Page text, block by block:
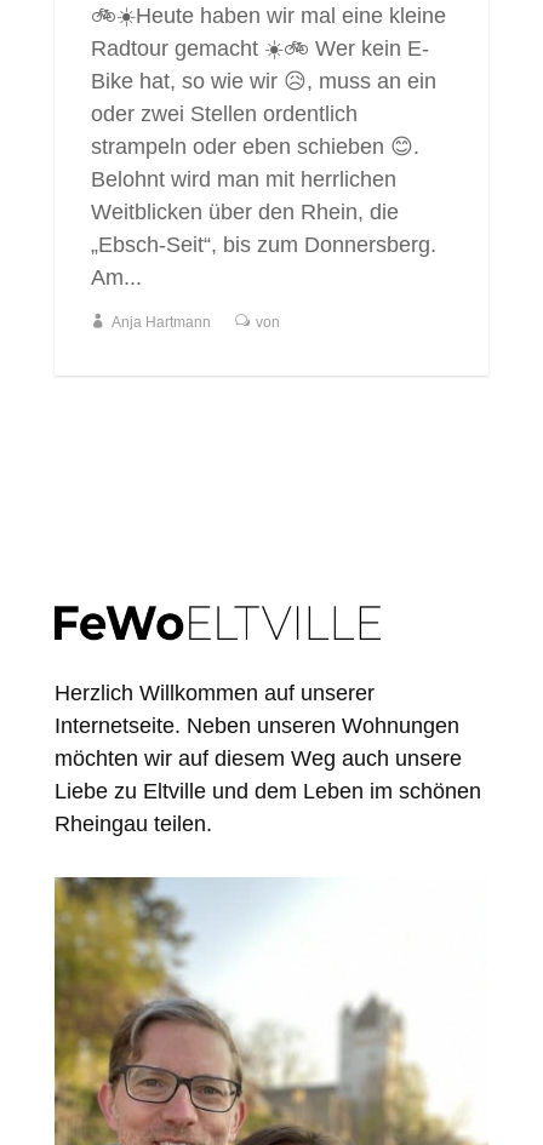
🚲☀️Heute haben wir mal eine kleine
Radtour gemacht ☀️🚲 Wer kein E-
Bike hat, so wie wir 😥, muss an ein
oder zwei Stellen ordentlich
strampeln oder eben schieben 😊.
Belohnt wird man mit herrlichen
Weitblicken über den Rhein, die
„Ebsch-Seit“, bis zum Donnersberg.
Am...
Anja Hartmann von
Herzlich Willkommen auf unserer
Internetseite. Neben unseren Wohnungen
möchten wir auf diesem Weg auch unsere
Liebe zu Eltville und dem Leben im schönen
Rheingau teilen.